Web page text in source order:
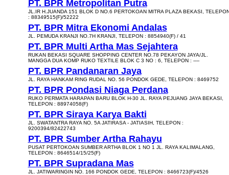
PT. BPR Metropolitan Putra
JL.IR H.JUANDA 151 BLOK D NO.6 PERTOKOAN MITRA PLAZA BEKASI,
: 88349515(F)/52222
PT. BPR Mitra Ekonomi Andalas
JL. PEMUDA KRANJI NO.7H KRANJI, TELEPON : 8854940(F) / 41
PT. BPR Multi Artha Mas Sejahtera
RUKAN BEKASI SQUARE SHOPPING CENTER NO.78 PEKAYON JAYA/JL.
MANGGA DUA KOMP RUKO TEXTILE BLOK C 3 NO : 6, TELEPON : ----
PT. BPR Pandanaran Jaya
JL. RAYA HANKAM RING RUDAL NO. 56 PONDOK GEDE, TELEPON : 8469752
PT. BPR Pondasi Niaga Perdana
RUKO PERMATA HARAPAN BARU BLOK H-30 JL. RAYA PEJUANG JAYA BEKASI,
TELEPON : 88974058(F)
PT. BPR Siraya Karya Bakti
JL. SWATANTRA RAYA NO. 5A JATIRASA - JATIASIH, TELEPON :
9200394/82422743
PT. BPR Sumber Artha Rahayu
PUSAT PERTOKOAN SUMBER ARTHA BLOK 1 NO 1 JL. RAYA KALIMALANG,
TELEPON : 8646514/15/25(F)
PT. BPR Supradana Mas
JL. JATIWARINGIN NO. 166 PONDOK GEDE, TELEPON : 8466723(F)/4526